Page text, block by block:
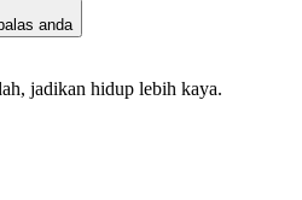
anda
jadikan hidup lebih kaya.